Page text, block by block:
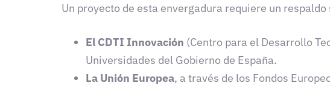
Un proyecto de esta envergadura requiere un
El CDTI Innovación (Centro para el Desarrollo
Universidades del Gobierno de España.
La Unión Europea, a través de los Fondos